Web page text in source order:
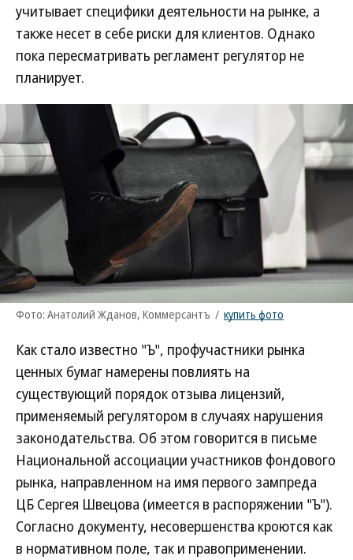
учитывает специфики деятельности на рынке, а
также несет в себе риски для клиентов. Однако
пока пересматривать регламент регулятор не
планирует.
Фото: Анатолий Жданов, Коммерсантъ / купить фото
Как стало известно "Ъ", профучастники рынка
ценных бумаг намерены повлиять на
существующий порядок отзыва лицензий,
применяемый регулятором в случаях нарушения
законодательства. Об этом говорится в письме
Национальной ассоциации участников фондового
рынка, направленном на имя первого зампреда
ЦБ Сергея Швецова (имеется в распоряжении "Ъ").
Согласно документу, несовершенства кроются как
в нормативном поле, так и правоприменении.